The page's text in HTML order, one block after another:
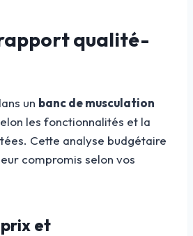
qualité-
un banc de musculation
les fonctionnalités et la
Cette analyse budgétaire
compromis selon vos
et